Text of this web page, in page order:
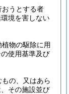
うとする者
境を害しない
物の駆除に用
使用基準及び
の、又はあら
その施設並び